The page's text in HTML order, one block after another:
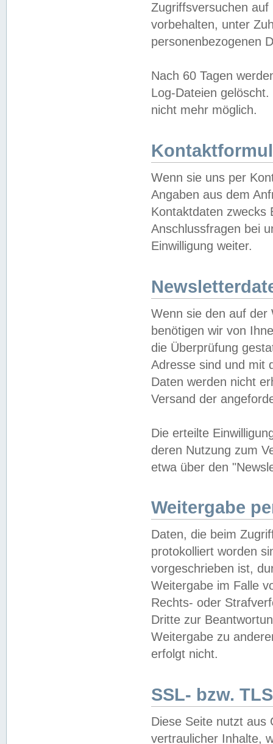
Zugriffsversuchen
vorbehalten, unter
personenbezogenen
Nach 60 Tagen
Log-Dateien
nicht mehr möglich.
Wenn sie uns per
Angaben aus dem
Kontaktdaten zwecks
Anschlussfragen bei
Einwilligung weiter.
Wenn sie den auf der
benötigen wir von
die Überprüfung
Adresse sind und mit
Daten werden nicht
Versand der
Die erteilte
deren Nutzung zum
etwa über den
Weitergabe
Daten, die beim
protokolliert worden
vorgeschrieben ist,
Weitergabe im Falle
Rechts- oder
Dritte zur
Weitergabe zu
erfolgt nicht.
SSL- bzw.
Diese Seite nutzt aus
vertraulicher Inhalte,